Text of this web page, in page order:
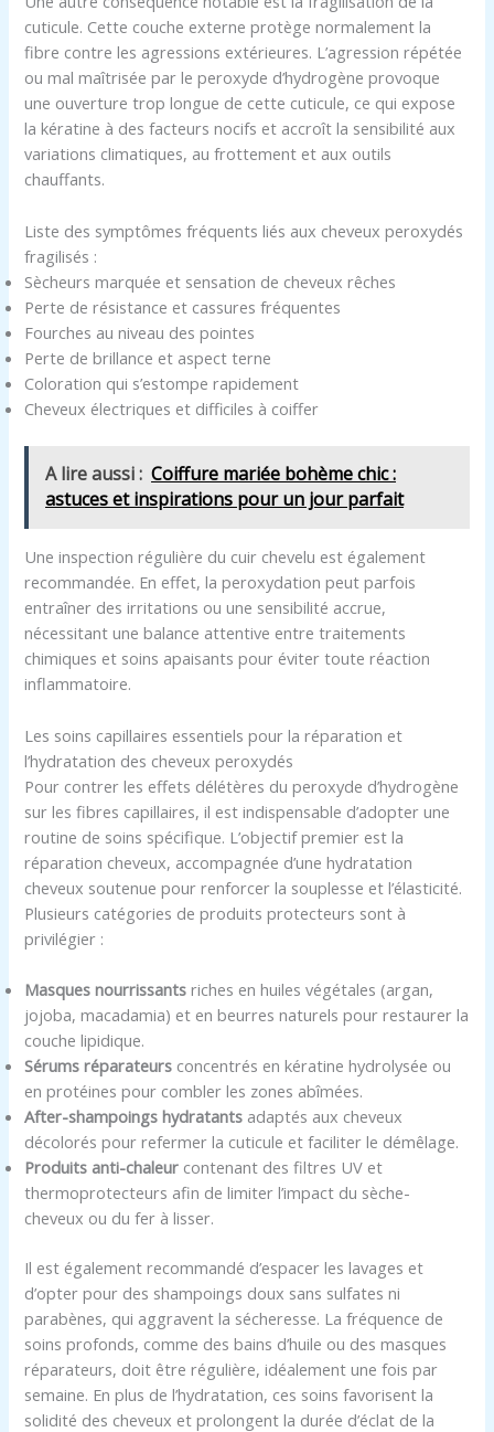
cuticule. Cette couche externe protège normalement la
fibre contre les agressions extérieures. L’agression répétée
ou mal maîtrisée par le peroxyde d’hydrogène provoque
une ouverture trop longue de cette cuticule, ce qui expose
la kératine à des facteurs nocifs et accroît la sensibilité aux
variations climatiques, au frottement et aux outils
chauffants.
Liste des symptômes fréquents liés aux cheveux peroxydés
fragilisés :
Sècheurs marquée et sensation de cheveux rêches
Perte de résistance et cassures fréquentes
Fourches au niveau des pointes
Perte de brillance et aspect terne
Coloration qui s’estompe rapidement
Cheveux électriques et difficiles à coiffer
A lire aussi : Coiffure mariée bohème chic :
astuces et inspirations pour un jour parfait
Une inspection régulière du cuir chevelu est également
recommandée. En effet, la peroxydation peut parfois
entraîner des irritations ou une sensibilité accrue,
nécessitant une balance attentive entre traitements
chimiques et soins apaisants pour éviter toute réaction
inflammatoire.
Les soins capillaires essentiels pour la réparation et
l’hydratation des cheveux peroxydés
Pour contrer les effets délétères du peroxyde d’hydrogène
sur les fibres capillaires, il est indispensable d’adopter une
routine de soins spécifique. L’objectif premier est la
réparation cheveux, accompagnée d’une hydratation
cheveux soutenue pour renforcer la souplesse et l’élasticité.
Plusieurs catégories de produits protecteurs sont à
privilégier :
Masques nourrissants riches en huiles végétales (argan,
jojoba, macadamia) et en beurres naturels pour restaurer la
couche lipidique.
Sérums réparateurs concentrés en kératine hydrolysée ou
en protéines pour combler les zones abîmées.
After-shampoings hydratants adaptés aux cheveux
décolorés pour refermer la cuticule et faciliter le démêlage.
Produits anti-chaleur contenant des filtres UV et
thermoprotecteurs afin de limiter l’impact du sèche-
cheveux ou du fer à lisser.
Il est également recommandé d’espacer les lavages et
d’opter pour des shampoings doux sans sulfates ni
parabènes, qui aggravent la sécheresse. La fréquence de
soins profonds, comme des bains d’huile ou des masques
réparateurs, doit être régulière, idéalement une fois par
semaine. En plus de l’hydratation, ces soins favorisent la
solidité des cheveux et prolongent la durée d’éclat de la